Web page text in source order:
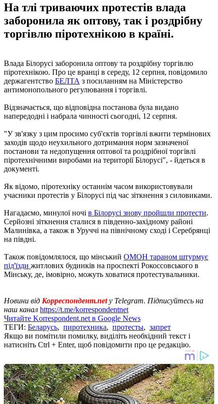
На тлі триваючих протестів влада
заборонила як оптову, так і роздрібну
торгівлю піротехнікою в країні.
Влада Білорусі заборонила оптову та роздрібну торгівлю
піротехнікою. Про це вранці в середу, 12 серпня, повідомило
держагентство БЕЛТА з посиланням на Міністерство
антимонопольного регулювання і торгівлі.
Відзначається, що відповідна постанова була видано
напередодні і набрала чинності сьогодні, 12 серпня.
"У зв'язку з цим просимо суб'єктів торгівлі вжити термінових
заходів щодо неухильного дотримання норм зазначеної
постанови та недопущення оптової та роздрібної торгівлі
піротехнічними виробами на території Білорусі", - йдеться в
документі.
Як відомо, піротехніку останнім часом використовували
учасники протестів у Білорусі під час зіткнення з силовиками.
Нагадаємо, минулої ночі в Білорусі знову пройшли протести.
Серйозні зіткнення сталися в південно-західному районі
Малинівка, а також в Уруччі на північному сході і Серебрянці
на півдні.
Також повідомлялося, що мінський ОМОН тараном штурмує
під'їзди житлових будинків на проспекті Рокоссовського в
Мінську, де, імовірно, можуть ховатися протестувальники.
Новини від Корреспондент.net у Telegram. Підписуйтесь на
наш канал https://t.me/korrespondentnet
Читайте Korrespondent.net в Google News
ТЕГИ: Беларусь, пиротехника, протесты, запрет
Якщо ви помітили помилку, виділіть необхідний текст і
натисніть Ctrl + Enter, щоб повідомити про це редакцію.